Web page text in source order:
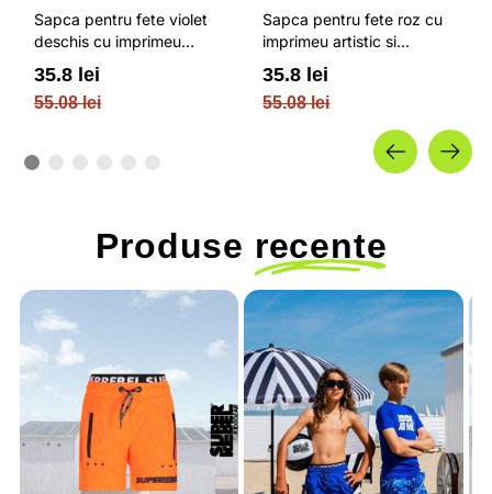
Sapca pentru fete violet
deschis cu imprimeu
artistic si inscriptie brodata
4F JUNIOR
55.08 lei
35.8 lei
Sapca pentru fete roz cu
imprimeu artistic si
inscriptie brodata 4F
JUNIOR
55.08 lei
35.8 lei
Produse recente